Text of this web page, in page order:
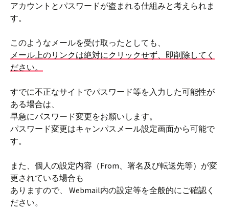
アカウントとパスワードが盗まれる仕組みと考えられま
す。
このようなメールを受け取ったとしても、
メール上のリンクは絶対にクリックせず、即削除してく
ださい。
すでに不正なサイトでパスワード等を入力した可能性が
ある場合は、
早急にパスワード変更をお願いします。
パスワード変更はキャンパスメール設定画面から可能で
す。
また、個人の設定内容（From、署名及び転送先等）が変
更されている場合も
ありますので、 Webmail内の設定等を全般的にご確認く
ださい。